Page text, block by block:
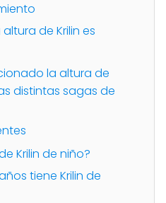
de Krilin es
la altura de
distintas sagas de
Krilin de niño?
tiene Krilin de